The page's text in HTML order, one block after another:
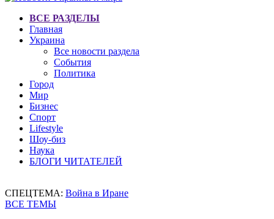
ВСЕ РАЗДЕЛЫ
Главная
Украина
Все новости раздела
События
Политика
Город
Мир
Бизнес
Спорт
Lifestyle
Шоу-биз
Наука
БЛОГИ ЧИТАТЕЛЕЙ
СПЕЦТЕМА: Война в Иране
ВСЕ ТЕМЫ